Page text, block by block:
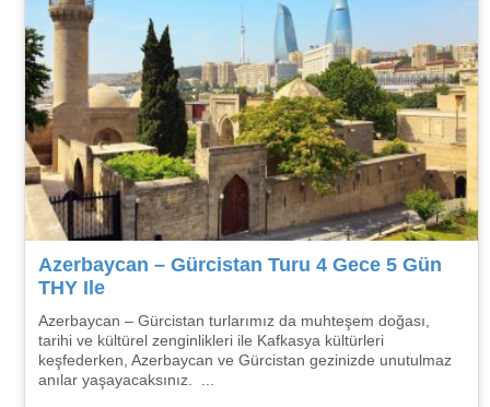
Azerbaycan – Gürcistan Turu 4 Gece 5 Gün
THY Ile
Azerbaycan – Gürcistan turlarımız da muhteşem doğası,
tarihi ve kültürel zenginlikleri ile Kafkasya kültürleri
keşfederken, Azerbaycan ve Gürcistan gezinizde unutulmaz
anılar yaşayacaksınız. ...